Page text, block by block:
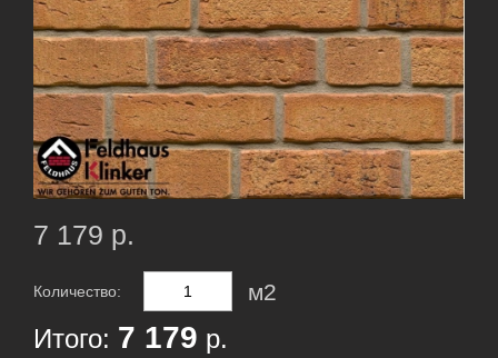
7 179 р.
Количество: м2
Итого: 7 179 р.